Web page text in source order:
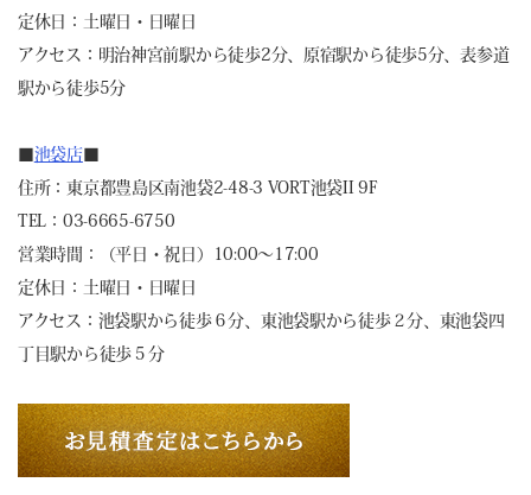
定休日：土曜日・日曜日
アクセス：明治神宮前駅から徒歩2分、原宿駅から徒歩5分、表参道
駅から徒歩5分
■池袋店■
住所：東京都豊島区南池袋2-48-3 VORT池袋II 9F
TEL：03-6665-6750
営業時間：（平日・祝日）10:00～17:00
定休日：土曜日・日曜日
アクセス：池袋駅から徒歩６分、東池袋駅から徒歩２分、東池袋四
丁目駅から徒歩５分